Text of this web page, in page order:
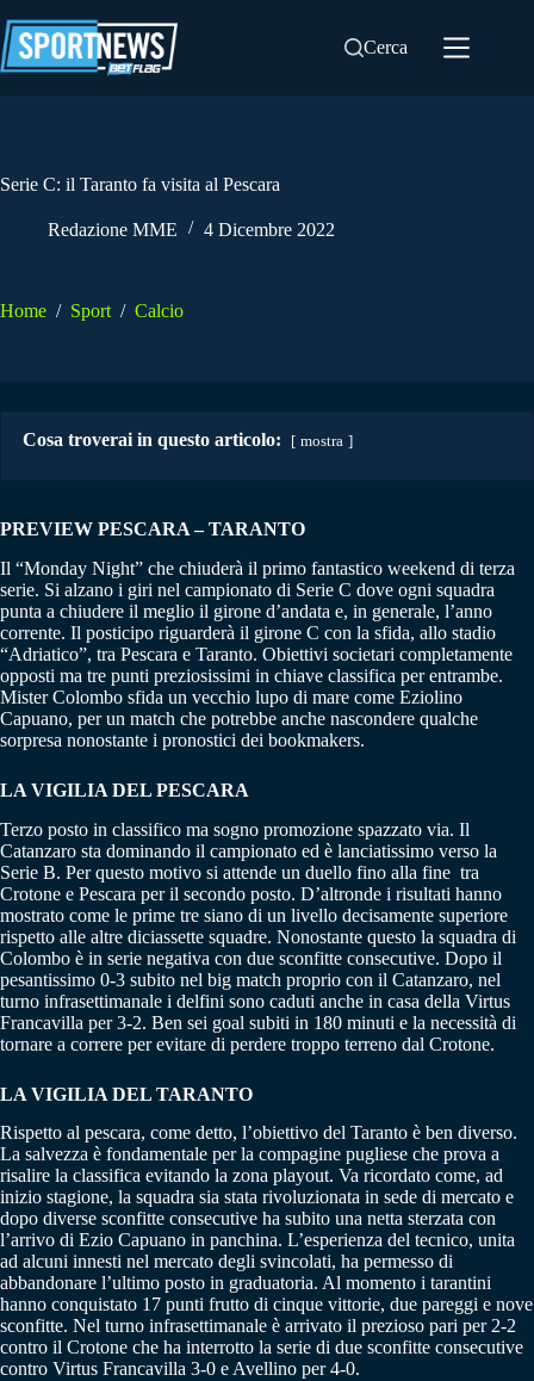
al
contenuto
Cerca
Serie C: il Taranto fa visita al Pescara
Redazione MME 4 Dicembre 2022
Home / Sport / Calcio
Cosa troverai in questo articolo: mostra
PREVIEW PESCARA – TARANTO
Il “Monday Night” che chiuderà il primo fantastico weekend di terza
serie. Si alzano i giri nel campionato di Serie C dove ogni squadra
punta a chiudere il meglio il girone d’andata e, in generale, l’anno
corrente. Il posticipo riguarderà il girone C con la sfida, allo stadio
“Adriatico”, tra Pescara e Taranto. Obiettivi societari completamente
opposti ma tre punti preziosissimi in chiave classifica per entrambe.
Mister Colombo sfida un vecchio lupo di mare come Eziolino
Capuano, per un match che potrebbe anche nascondere qualche
sorpresa nonostante i pronostici dei bookmakers.
LA VIGILIA DEL PESCARA
Terzo posto in classifico ma sogno promozione spazzato via. Il
Catanzaro sta dominando il campionato ed è lanciatissimo verso la
Serie B. Per questo motivo si attende un duello fino alla fine tra
Crotone e Pescara per il secondo posto. D’altronde i risultati hanno
mostrato come le prime tre siano di un livello decisamente superiore
rispetto alle altre diciassette squadre. Nonostante questo la squadra di
Colombo è in serie negativa con due sconfitte consecutive. Dopo il
pesantissimo 0-3 subito nel big match proprio con il Catanzaro, nel
turno infrasettimanale i delfini sono caduti anche in casa della Virtus
Francavilla per 3-2. Ben sei goal subiti in 180 minuti e la necessità di
tornare a correre per evitare di perdere troppo terreno dal Crotone.
LA VIGILIA DEL TARANTO
Rispetto al pescara, come detto, l’obiettivo del Taranto è ben diverso.
La salvezza è fondamentale per la compagine pugliese che prova a
risalire la classifica evitando la zona playout. Va ricordato come, ad
inizio stagione, la squadra sia stata rivoluzionata in sede di mercato e
dopo diverse sconfitte consecutive ha subito una netta sterzata con
l’arrivo di Ezio Capuano in panchina. L’esperienza del tecnico, unita
ad alcuni innesti nel mercato degli svincolati, ha permesso di
abbandonare l’ultimo posto in graduatoria. Al momento i tarantini
hanno conquistato 17 punti frutto di cinque vittorie, due pareggi e nove
sconfitte. Nel turno infrasettimanale è arrivato il prezioso pari per 2-2
contro il Crotone che ha interrotto la serie di due sconfitte consecutive
contro Virtus Francavilla 3-0 e Avellino per 4-0.